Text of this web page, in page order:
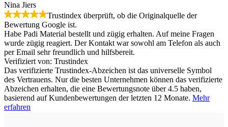
Nina Jiers
Trustindex überprüft, ob die Originalquelle der
Bewertung Google ist.
Habe Padi Material bestellt und zügig erhalten. Auf meine Fragen
wurde zügig reagiert. Der Kontakt war sowohl am Telefon als auch
per Email sehr freundlich und hilfsbereit.
Verifiziert von: Trustindex
Das verifizierte Trustindex-Abzeichen ist das universelle Symbol
des Vertrauens. Nur die besten Unternehmen können das verifizierte
Abzeichen erhalten, die eine Bewertungsnote über 4.5 haben,
basierend auf Kundenbewertungen der letzten 12 Monate. Mehr
erfahren